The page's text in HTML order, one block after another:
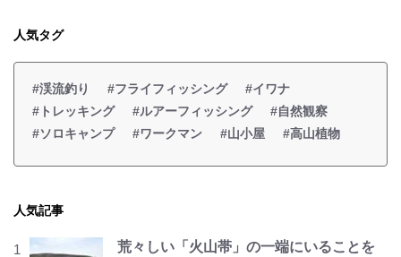
人気タグ
#渓流釣り #フライフィッシング
#イワナ
#トレッキング
#ルアーフィッシング
#自然観察
#ソロキャンプ
#ワークマン #山小屋 #高山植物
人気記事
荒々しい「火山帯」の一端にいることを